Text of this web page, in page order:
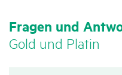
Fragen und
Gold und Platin